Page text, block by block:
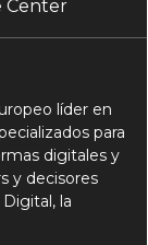
Center
líder en
para
digitales y
y decisores
la